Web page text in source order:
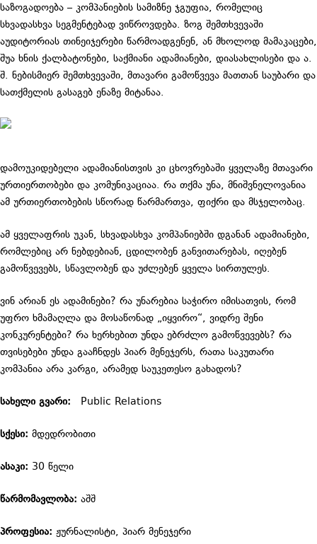
საზოგადოება – კომპანიების სამიზნე ჯგუფია, რომელიც
სხვადასხვა სეგმენტებად ვიწროვდება. ზოგ შემთხვევაში
აუდიტორიას თინეიჯერები წარმოადგენენ, ან მხოლოდ მამაკაცები,
შუა ხნის ქალბატონები, საქმიანი ადამიანები, დიასახლისები და ა.
შ. ნებისმიერ შემთხვევაში, მთავარი გამოწვევა მათთან საუბარი და
სათქმელის გასაგებ ენაზე მიტანაა.
დამოუკიდებელი ადამიანისთვის კი ცხოვრებაში ყველაზე მთავარი
ურთიერთობები და კომუნიკაციაა. რა თქმა უნა, მნიშვნელოვანია
ამ ურთიერთობების სწორად წარმართვა, ფიქრი და მსჯელობაც.
ამ ყველაფრის უკან, სხვადასხვა კომპანიებში დგანან ადამიანები,
რომლებიც არ ნებდებიან, ცდილობენ განვითარებას, იღებენ
გამოწვევებს, სწავლობენ და უძლებენ ყველა სირთულეს.
ვინ არიან ეს ადამინები? რა უნარებია საჭირო იმისათვის, რომ
უფრო ხმამაღლა და მოსაწონად „იყვირო“, ვიდრე შენი
კონკურენტები? რა ხერხებით უნდა ებრძლო გამოწვევებს? რა
თვისებები უნდა გააჩნდეს პიარ მენეჯერს, რათა საკუთარი
კომპანია არა კარგი, არამედ საუკეთესო გახადოს?
სახელი გვარი: Public Relations
სქესი: მდედრობითი
ასაკი: 30 წელი
წარმომავლობა: აშშ
პროფესია: ჟურნალისტი, პიარ მენეჯერი